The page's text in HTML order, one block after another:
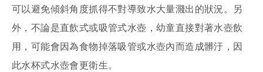
可以避免傾斜角度抓得不對導致水大量濺出的狀況。另
外，不論是直飲式或吸管式水壺，幼童直接對著水壺飲
用，可能會因為食物掉落吸管或水壺內而造成髒汙，因
此水杯式水壺會更衛生。